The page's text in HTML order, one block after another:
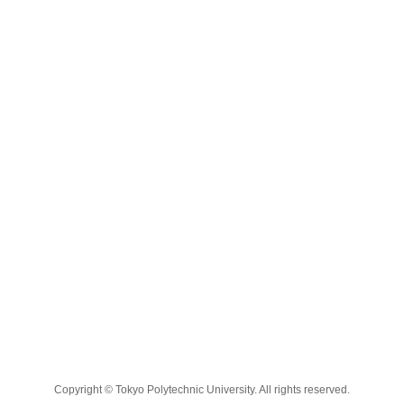
Copyright © Tokyo Polytechnic University. All rights reserved.